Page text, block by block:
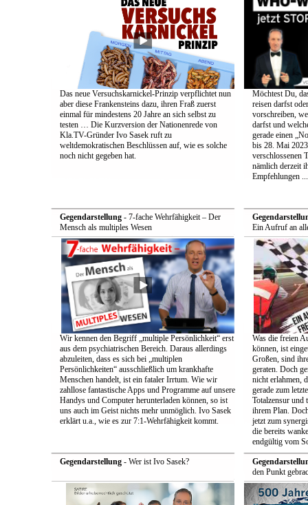
Das neue Versuchskarnickel-Prinzip verpflichtet nun
aber diese Frankensteins dazu, ihren Fraß zuerst
einmal für mindestens 20 Jahre an sich selbst zu
testen … Die Kurzversion der Nationenrede von
Kla.TV-Gründer Ivo Sasek ruft zu
weltdemokratischen Beschlüssen auf, wie es solche
noch nicht gegeben hat.
Möchtest Du,
reisen darfst
vorschreiben,
darfst und
gerade einen
bis 28. Mai
verschlossenen
nämlich derzeit
Empfehlungen ...
Gegendarstellung- 7-fache Wehrfähigkeit – Der
Mensch als multiples Wesen
Wir kennen den Begriff „multiple Persönlichkeit“ erst
aus dem psychiatrischen Bereich. Daraus allerdings
abzuleiten, dass es sich bei „multiplen
Persönlichkeiten“ ausschließlich um krankhafte
Menschen handelt, ist ein fataler Irrtum. Wie wir
zahllose fantastische Apps und Programme auf unsere
Handys und Computer herunterladen können, so ist
uns auch im Geist nichts mehr unmöglich. Ivo Sasek
erklärt u.a., wie es zur 7:1-Wehrfähigkeit kommt.
Ein Aufruf an
Was die freien
können, ist
Großen, sind
geraten. Doch
nicht erlahmen,
gerade zum
Totalzensur und
ihrem Plan.
jetzt zum
die bereits
endgültig vom
Gegendarstellung- Wer ist Ivo Sasek?
den Punkt